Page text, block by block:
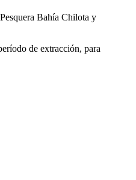
Bahía Chilota y
de extracción, para